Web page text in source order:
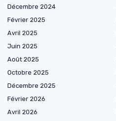
Décembre 2024
Février 2025
Avril 2025
Juin 2025
Août 2025
Octobre 2025
Décembre 2025
Février 2026
Avril 2026